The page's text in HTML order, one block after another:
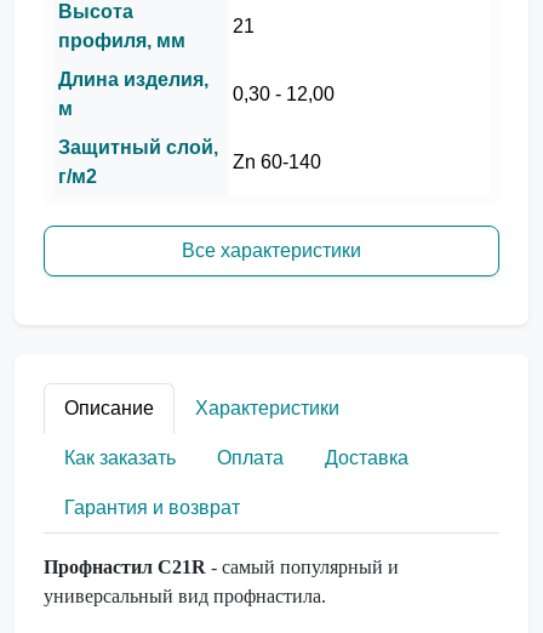
Высота
профиля, мм
21
Длина изделия,
м
0,30 - 12,00
Защитный слой,
г/м2
Zn 60-140
Все характеристики
Описание Характеристики
Как заказать Оплата Доставка
Гарантия и возврат
Профнастил С21R - самый популярный и
универсальный вид профнастила.